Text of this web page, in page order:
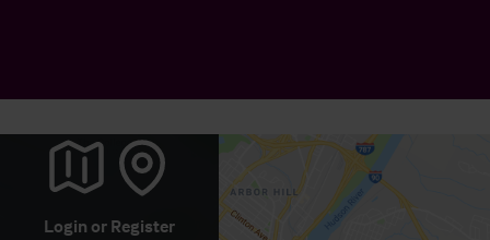
Login or Register